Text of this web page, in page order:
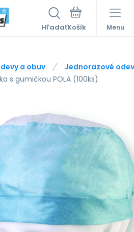
Hľadať Menu
a obuv
Jednorazové
s gumičkou POLA (100ks)